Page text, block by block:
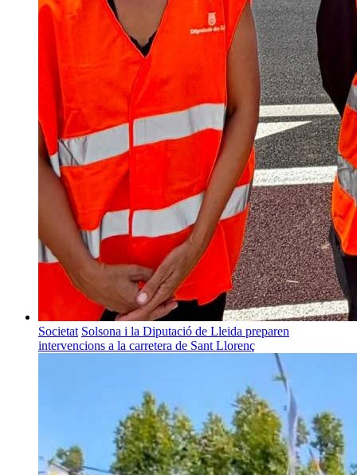
Societat Solsona i la Diputació de Lleida preparen
intervencions a la carretera de Sant Llorenç